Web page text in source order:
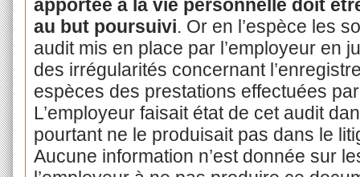
apportée à la vie personnelle doit
au but poursuivi. Or en l’espèce les
audit mis en place par l’employeur en
des irrégularités concernant
espèces des prestations effectuées
L’employeur faisait état de cet audit
pourtant ne le produisait pas dans le
Aucune information n’est donnée sur